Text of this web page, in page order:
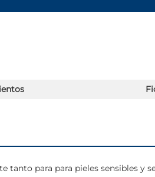
tanto para para pieles sensibles y